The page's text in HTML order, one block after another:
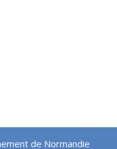
de Normandie